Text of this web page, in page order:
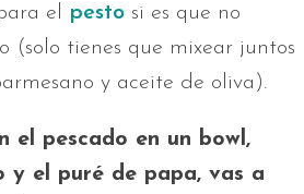
el pesto si es que no
(solo tienes que mixear juntos
y aceite de oliva).
el pescado en un bowl,
y el puré de papa, vas a